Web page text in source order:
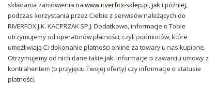
składania zamówienia na www.riverfox-sklep.pl, jak i później,
podczas korzystania przez Ciebie z serwisów należących do
RIVERFOX J.K. KACPRZAK SP.J. Dodatkowo, informacje o Tobie
otrzymujemy od operatorów płatności, czyli podmiotów, które
umożliwiają Ci dokonanie płatności online za towary u nas kupione.
Otrzymujemy od nich dane takie jak: informacje o zawarciu umowy z
kontrahentem (o przyjęciu Twojej oferty) czy informacje o statusie
płatności.